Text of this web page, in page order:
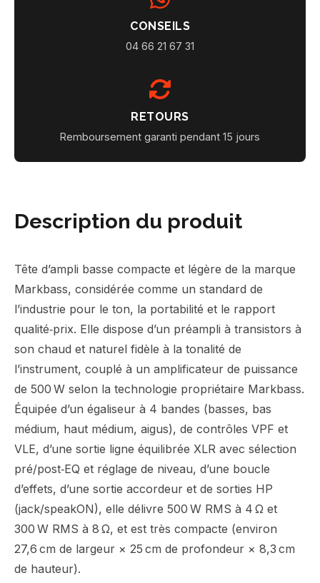
CONSEILS
04 66 21 67 31
RETOURS
Remboursement garanti pendant 15 jours
Description du produit
Tête d’ampli basse compacte et légère de la marque
Markbass, considérée comme un standard de
l’industrie pour le ton, la portabilité et le rapport
qualité‑prix. Elle dispose d’un préampli à transistors à
son chaud et naturel fidèle à la tonalité de
l’instrument, couplé à un amplificateur de puissance
de 500 W selon la technologie propriétaire Markbass.
Équipée d’un égaliseur à 4 bandes (basses, bas
médium, haut médium, aigus), de contrôles VPF et
VLE, d’une sortie ligne équilibrée XLR avec sélection
pré/post‑EQ et réglage de niveau, d’une boucle
d’effets, d’une sortie accordeur et de sorties HP
(jack/speakON), elle délivre 500 W RMS à 4 Ω et
300 W RMS à 8 Ω, et est très compacte (environ
27,6 cm de largeur × 25 cm de profondeur × 8,3 cm
de hauteur).